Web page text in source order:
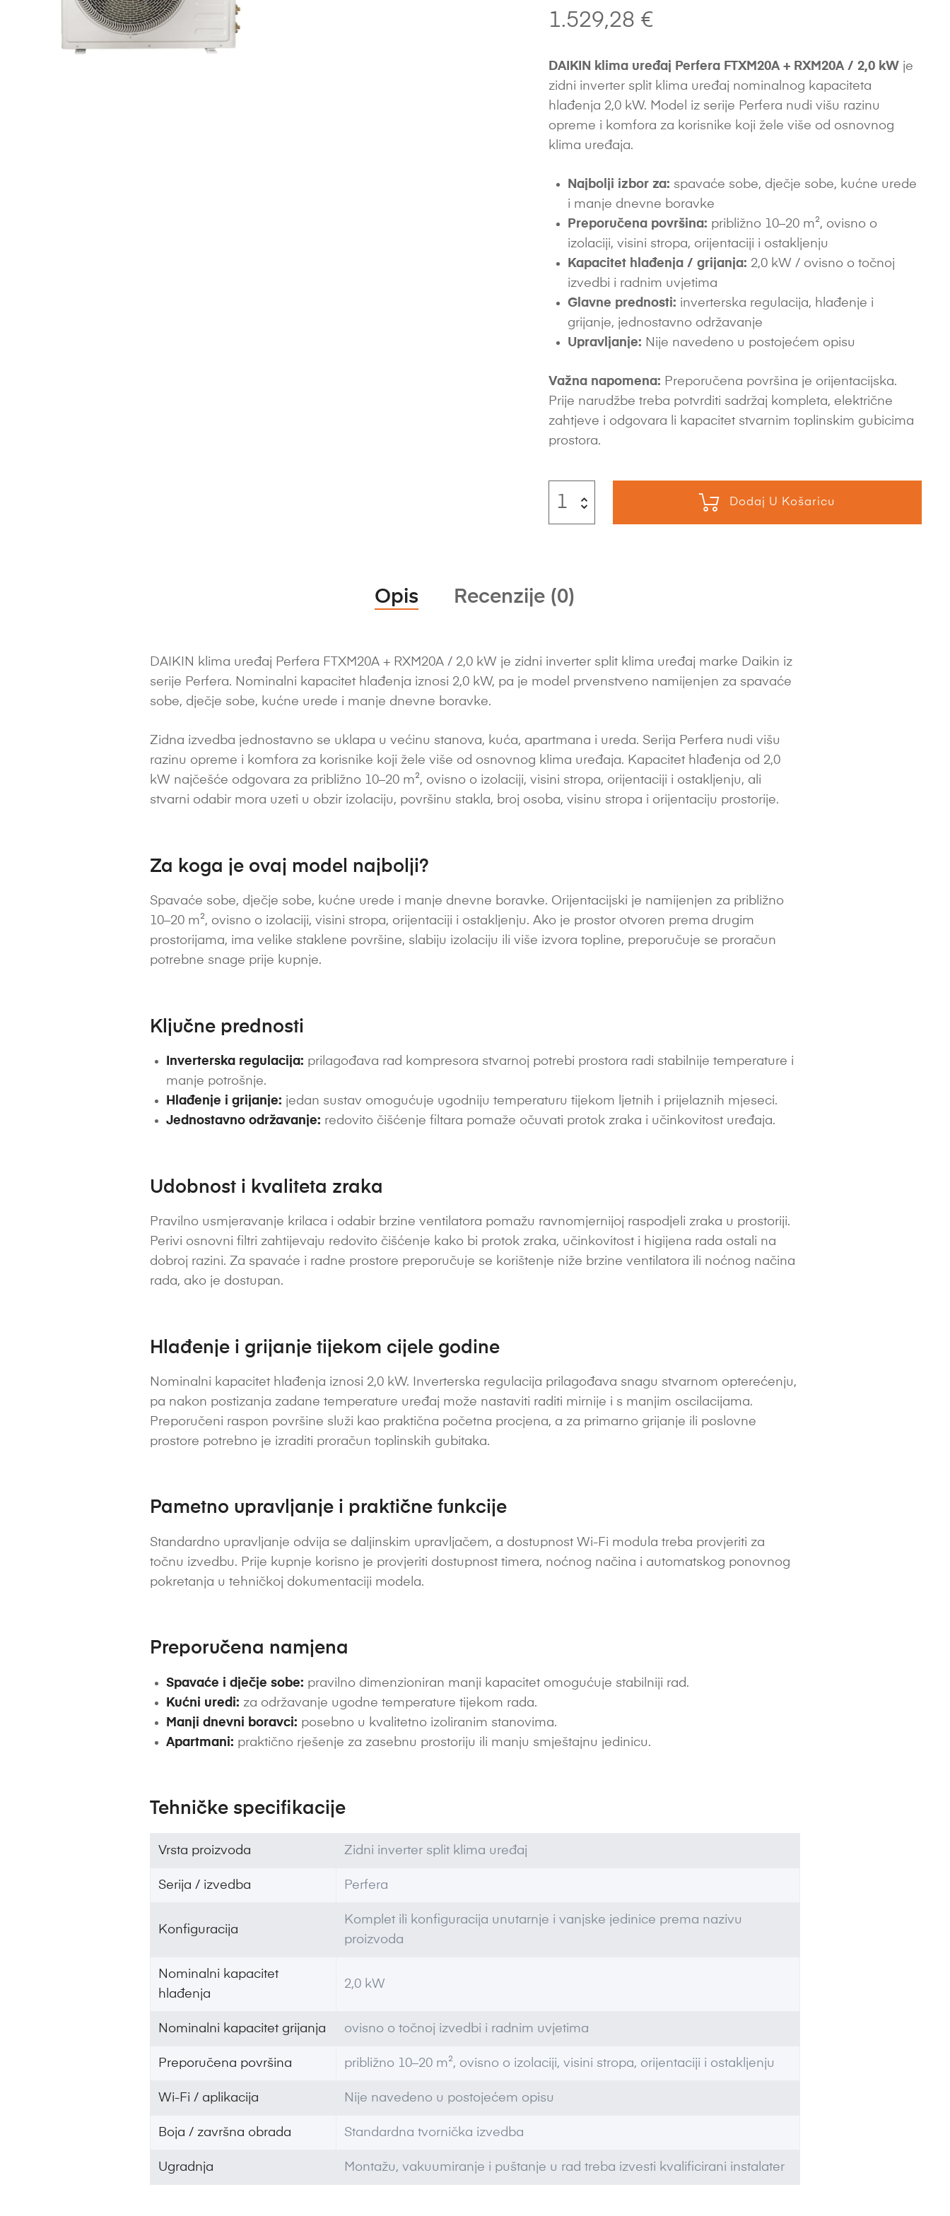
1.529,28 €
DAIKIN klima uređaj Perfera FTXM20A + RXM20A / 2,0 kW je
zidni inverter split klima uređaj nominalnog kapaciteta
hlađenja 2,0 kW. Model iz serije Perfera nudi višu razinu
opreme i komfora za korisnike koji žele više od osnovnog
klima uređaja.
Najbolji izbor za: spavaće sobe, dječje sobe, kućne urede
i manje dnevne boravke
Preporučena površina: približno 10–20 m², ovisno o
izolaciji, visini stropa, orijentaciji i ostakljenju
Kapacitet hlađenja / grijanja: 2,0 kW / ovisno o točnoj
izvedbi i radnim uvjetima
Glavne prednosti: inverterska regulacija, hlađenje i
grijanje, jednostavno održavanje
Upravljanje: Nije navedeno u postojećem opisu
Važna napomena: Preporučena površina je orijentacijska.
Prije narudžbe treba potvrditi sadržaj kompleta, električne
zahtjeve i odgovara li kapacitet stvarnim toplinskim gubicima
prostora.
Dodaj U Košaricu
Opis Recenzije (0)
DAIKIN klima uređaj Perfera FTXM20A + RXM20A / 2,0 kW je zidni inverter split klima uređaj marke Daikin iz
serije Perfera. Nominalni kapacitet hlađenja iznosi 2,0 kW, pa je model prvenstveno namijenjen za spavaće
sobe, dječje sobe, kućne urede i manje dnevne boravke.
Zidna izvedba jednostavno se uklapa u većinu stanova, kuća, apartmana i ureda. Serija Perfera nudi višu
razinu opreme i komfora za korisnike koji žele više od osnovnog klima uređaja. Kapacitet hlađenja od 2,0
kW najčešće odgovara za približno 10–20 m², ovisno o izolaciji, visini stropa, orijentaciji i ostakljenju, ali
stvarni odabir mora uzeti u obzir izolaciju, površinu stakla, broj osoba, visinu stropa i orijentaciju prostorije.
Za koga je ovaj model najbolji?
Spavaće sobe, dječje sobe, kućne urede i manje dnevne boravke. Orijentacijski je namijenjen za približno
10–20 m², ovisno o izolaciji, visini stropa, orijentaciji i ostakljenju. Ako je prostor otvoren prema drugim
prostorijama, ima velike staklene površine, slabiju izolaciju ili više izvora topline, preporučuje se proračun
potrebne snage prije kupnje.
Ključne prednosti
Inverterska regulacija: prilagođava rad kompresora stvarnoj potrebi prostora radi stabilnije temperature i
manje potrošnje.
Hlađenje i grijanje: jedan sustav omogućuje ugodniju temperaturu tijekom ljetnih i prijelaznih mjeseci.
Jednostavno održavanje: redovito čišćenje filtara pomaže očuvati protok zraka i učinkovitost uređaja.
Udobnost i kvaliteta zraka
Pravilno usmjeravanje krilaca i odabir brzine ventilatora pomažu ravnomjernijoj raspodjeli zraka u prostoriji.
Perivi osnovni filtri zahtijevaju redovito čišćenje kako bi protok zraka, učinkovitost i higijena rada ostali na
dobroj razini. Za spavaće i radne prostore preporučuje se korištenje niže brzine ventilatora ili noćnog načina
rada, ako je dostupan.
Hlađenje i grijanje tijekom cijele godine
Nominalni kapacitet hlađenja iznosi 2,0 kW. Inverterska regulacija prilagođava snagu stvarnom opterećenju,
pa nakon postizanja zadane temperature uređaj može nastaviti raditi mirnije i s manjim oscilacijama.
Preporučeni raspon površine služi kao praktična početna procjena, a za primarno grijanje ili poslovne
prostore potrebno je izraditi proračun toplinskih gubitaka.
Pametno upravljanje i praktične funkcije
Standardno upravljanje odvija se daljinskim upravljačem, a dostupnost Wi-Fi modula treba provjeriti za
točnu izvedbu. Prije kupnje korisno je provjeriti dostupnost timera, noćnog načina i automatskog ponovnog
pokretanja u tehničkoj dokumentaciji modela.
Preporučena namjena
Spavaće i dječje sobe: pravilno dimenzioniran manji kapacitet omogućuje stabilniji rad.
Kućni uredi: za održavanje ugodne temperature tijekom rada.
Manji dnevni boravci: posebno u kvalitetno izoliranim stanovima.
Apartmani: praktično rješenje za zasebnu prostoriju ili manju smještajnu jedinicu.
Tehničke specifikacije
Vrsta proizvoda Zidni inverter split klima uređaj
Serija / izvedba Perfera
Konfiguracija
Komplet ili konfiguracija unutarnje i vanjske jedinice prema nazivu
proizvoda
Nominalni kapacitet
hlađenja
2,0 kW
Nominalni kapacitet grijanja ovisno o točnoj izvedbi i radnim uvjetima
Preporučena površina približno 10–20 m², ovisno o izolaciji, visini stropa, orijentaciji i ostakljenju
Wi-Fi / aplikacija Nije navedeno u postojećem opisu
Boja / završna obrada Standardna tvornička izvedba
Ugradnja Montažu, vakuumiranje i puštanje u rad treba izvesti kvalificirani instalater